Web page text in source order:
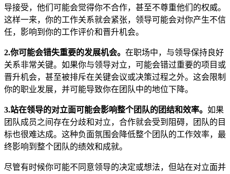
导接受，他们可能会觉得你不合作，甚至不尊重他们的权威。
这样一来，你的工作关系就会紧张，领导可能会对你产生不信
任，影响到你的工作评价和晋升机会。
2.你可能会错失重要的发展机会。 在职场中，与领导保持良好
关系非常关键。如果你与领导对立，可能会错过重要的项目或
晋升机会，甚至被排斥在关键会议或决策过程之外。这会限制
你的职业发展，并可能导致你在团队中的地位下降。
3.站在领导的对立面可能会影响整个团队的团结和效率。 如果
团队成员之间存在分歧和对立，合作就会受到阻碍，团队的目
标也很难达成。这种负面氛围会降低整个团队的工作效率，最
终影响到整个团队的绩效和成就。
尽管有时候你可能不同意领导的决定或想法，但站在对立面并